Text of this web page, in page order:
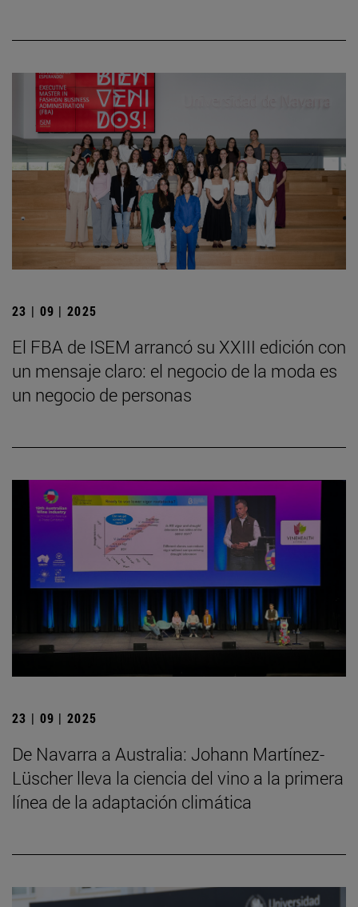
23 | 09 | 2025
El FBA de ISEM arrancó su XXIII edición con
un mensaje claro: el negocio de la moda es
un negocio de personas
23 | 09 | 2025
De Navarra a Australia: Johann Martínez-
Lüscher lleva la ciencia del vino a la primera
línea de la adaptación climática